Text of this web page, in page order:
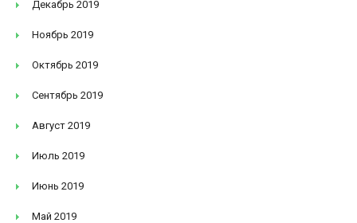
Декабрь 2019
Ноябрь 2019
Октябрь 2019
Сентябрь 2019
Август 2019
Июль 2019
Июнь 2019
Май 2019